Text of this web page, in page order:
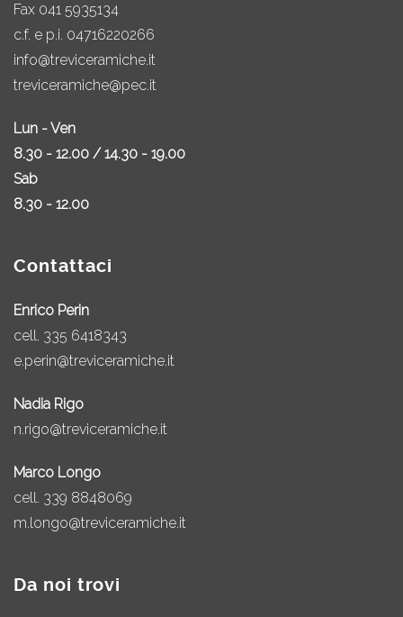
Fax 041 5935134
c.f. e p.i. 04716220266
info@treviceramiche.it
treviceramiche@pec.it
Lun - Ven
8.30 - 12.00 / 14.30 - 19.00
Sab
8.30 - 12.00
Contattaci
Enrico Perin
cell. 335 6418343
e.perin@treviceramiche.it
Nadia Rigo
n.rigo@treviceramiche.it
Marco Longo
cell. 339 8848069
m.longo@treviceramiche.it
Da noi trovi